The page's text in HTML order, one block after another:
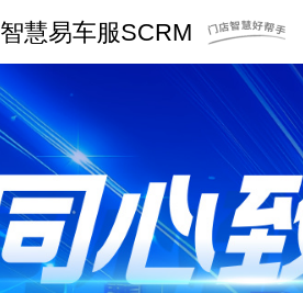
智慧易车服SCRM